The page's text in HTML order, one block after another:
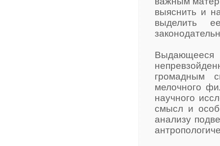
выяснить и
выделить
громадным
мелочного
научного
смысл и
анализу